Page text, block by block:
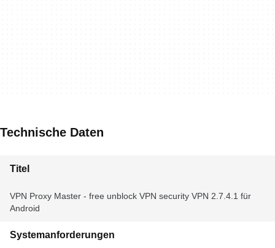
Technische Daten
Titel
VPN Proxy Master - free unblock VPN security VPN 2.7.4.1 für
Android
Systemanforderungen